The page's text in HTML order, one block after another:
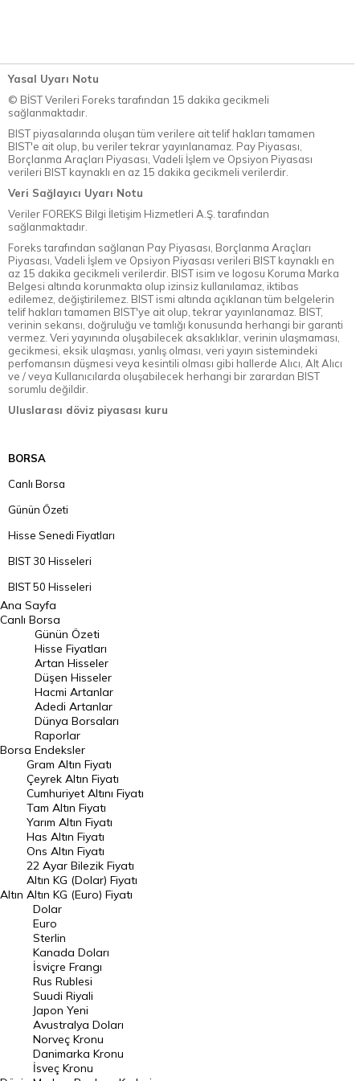
Yasal Uyarı Notu
© BİST Verileri Foreks tarafından 15 dakika gecikmeli
sağlanmaktadır.
BIST piyasalarında oluşan tüm verilere ait telif hakları tamamen
BIST'e ait olup, bu veriler tekrar yayınlanamaz. Pay Piyasası,
Borçlanma Araçları Piyasası, Vadeli İşlem ve Opsiyon Piyasası
verileri BIST kaynaklı en az 15 dakika gecikmeli verilerdir.
Veri Sağlayıcı Uyarı Notu
Veriler FOREKS Bilgi İletişim Hizmetleri A.Ş. tarafından
sağlanmaktadır.
Foreks tarafından sağlanan Pay Piyasası, Borçlanma Araçları
Piyasası, Vadeli İşlem ve Opsiyon Piyasası verileri BIST kaynaklı en
az 15 dakika gecikmeli verilerdir. BIST isim ve logosu Koruma Marka
Belgesi altında korunmakta olup izinsiz kullanılamaz, iktibas
edilemez, değiştirilemez. BIST ismi altında açıklanan tüm belgelerin
telif hakları tamamen BIST'ye ait olup, tekrar yayınlanamaz. BIST,
verinin sekansı, doğruluğu ve tamlığı konusunda herhangi bir garanti
vermez. Veri yayınında oluşabilecek aksaklıklar, verinin ulaşmaması,
gecikmesi, eksik ulaşması, yanlış olması, veri yayın sistemindeki
perfomansın düşmesi veya kesintili olması gibi hallerde Alıcı, Alt Alıcı
ve / veya Kullanıcılarda oluşabilecek herhangi bir zarardan BIST
sorumlu değildir.
Uluslarası döviz piyasası kuru
BORSA
Canlı Borsa
Günün Özeti
Hisse Senedi Fiyatları
BIST 30 Hisseleri
BIST 50 Hisseleri
BIST 100 Hisseleri
En Çok Artan Hisseler
En Çok Düşen Hisseler
Hacmi Artanlar
Geçmiş Kapanışlar
Dünya Borsaları
Raporlar
Endeksler
DÖVİZ
Döviz Kuru
Dolar Kuru
Euro Kuru
Pound Kuru
Frank Kuru
Riyal Kuru
Avustralya Doları
Danimarka Kronu Kuru
Kanada Doları Kuru
Ana Sayfa
Canlı Borsa
Borsa
Günün Özeti
Hisse Fiyatları
Artan Hisseler
Düşen Hisseler
Hacmi Artanlar
Adedi Artanlar
Dünya Borsaları
Raporlar
Endeksler
Altın
Gram Altın Fiyatı
Çeyrek Altın Fiyatı
Cumhuriyet Altını Fiyatı
Tam Altın Fiyatı
Yarım Altın Fiyatı
Has Altın Fiyatı
Ons Altın Fiyatı
22 Ayar Bilezik Fiyatı
Altın KG (Dolar) Fiyatı
Altın KG (Euro) Fiyatı
Dolar
Euro
Sterlin
Kanada Doları
İsviçre Frangı
Rus Rublesi
Suudi Riyali
Japon Yeni
Avustralya Doları
Norveç Kronu
Danimarka Kronu
İsveç Kronu